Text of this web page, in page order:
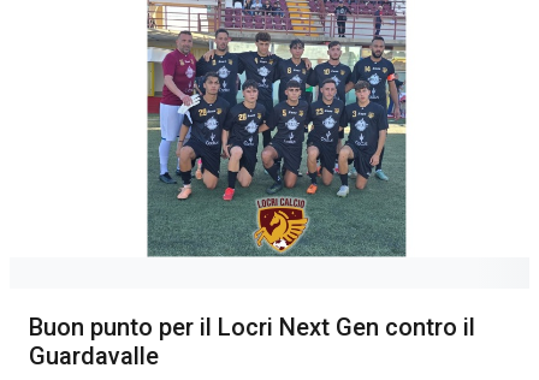
Buon punto per il Locri Next Gen contro il
Guardavalle